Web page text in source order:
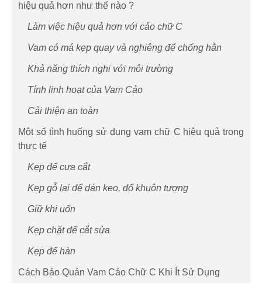
hiệu quả hơn như thế nào ?
Làm việc hiệu quả hơn với cảo chữ C
Vam có má kẹp quay và nghiêng để chống hằn
Khả năng thích nghi với môi trường
Tính linh hoạt của Vam Cảo
Cải thiện an toàn
Một số tình huống sử dụng vam chữ C hiệu quả trong
thực tế
Kẹp để cưa cắt
Kẹp gỗ lại để dán keo, đổ khuôn tượng
Giữ khi uốn
Kẹp chặt để cắt sửa
Kẹp để hàn
Cách Bảo Quản Vam Cảo Chữ C Khi Ít Sử Dụng